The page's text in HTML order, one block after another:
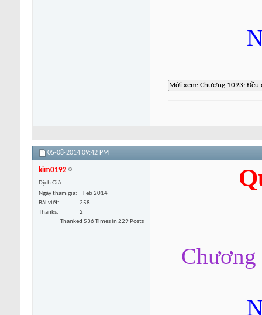
05-08-2014 09:42 PM
kim0192
Dịch Giả
Ngày tham gia
Feb 2014
Bài viết
258
Thanks
2
Thanked 536 Times in 229 Posts